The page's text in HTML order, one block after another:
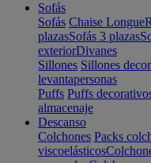
Sofás
Sofás Chaise Longue
plazasSofás 3 plazas
exteriorDivanes
Sillones Sillones
levantapersonas
Puffs Puffs
almacenaje
Descanso
Colchones Packs
viscoelásticos